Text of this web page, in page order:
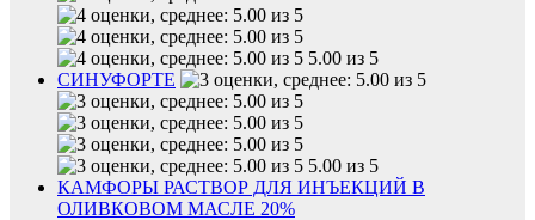
5.00 из 5
СИНУФОРТЕ
5.00 из 5
КАМФОРЫ РАСТВОР ДЛЯ ИНЪЕКЦИЙ В
ОЛИВКОВОМ МАСЛЕ 20%